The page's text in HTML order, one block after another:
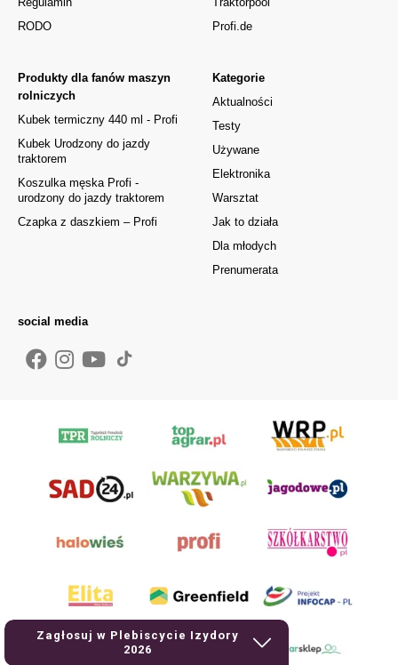
Zagłosuj w Plebiscycie Izydory
2026
RODO
Kategorie
Aktualności
Testy
Używane
Elektronika
Warsztat
Jak to działa
Dla młodych
Prenumerata
Produkty dla fanów maszyn
rolniczych
Kubek termiczny 440 ml - Profi
Kubek Urodzony do jazdy
traktorem
Koszulka męska Profi -
urodzony do jazdy traktorem
Czapka z daszkiem – Profi
Profi.de
social media